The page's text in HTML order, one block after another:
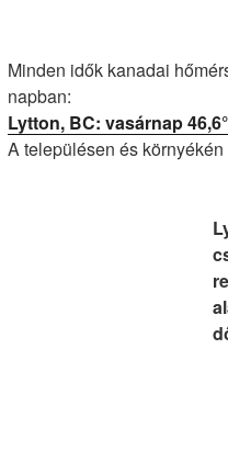
Minden idők kanadai
napban:
Lytton, BC: vasárnap
A településen és